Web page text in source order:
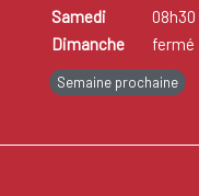
Samedi
08h30
Dimanche
fermé
Semaine prochaine